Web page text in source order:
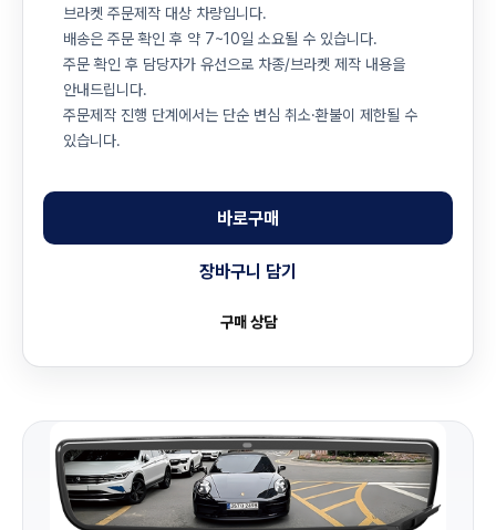
브라켓 주문제작 대상 차량입니다.
배송은 주문 확인 후 약 7~10일 소요될 수 있습니다.
주문 확인 후 담당자가 유선으로 차종/브라켓 제작 내용을
안내드립니다.
주문제작 진행 단계에서는 단순 변심 취소·환불이 제한될 수
있습니다.
바로구매
장바구니 담기
구매 상담